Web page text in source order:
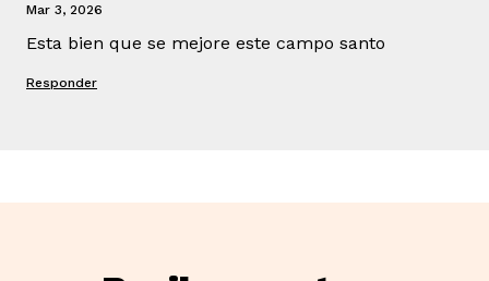
Mar 3, 2026
Esta bien que se mejore este campo santo
Responder